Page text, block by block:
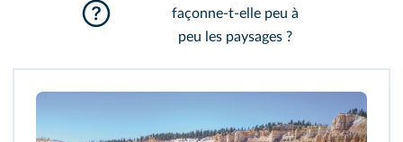
façonne‑t‑elle peu à
peu les paysages ?